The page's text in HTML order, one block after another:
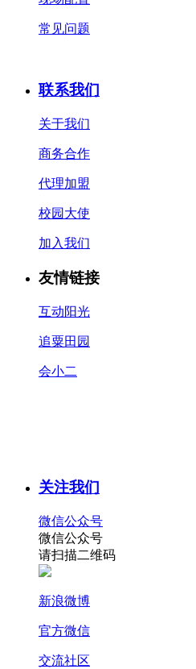
常见问题
联系我们
关于我们
商务合作
代理加盟
校园大使
加入我们
友情链接
互动阳光
追粟田园
会小二
关注我们
微信公众号
微信公众号
请扫描二维码
新浪微博
官方微信
交流社区